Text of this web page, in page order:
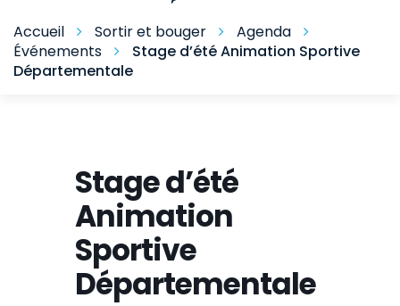
Accueil Sortir et bouger
Agenda
Événements
Stage d’été Animation Sportive
Départementale
Stage d’été
Animation
Sportive
Départementale